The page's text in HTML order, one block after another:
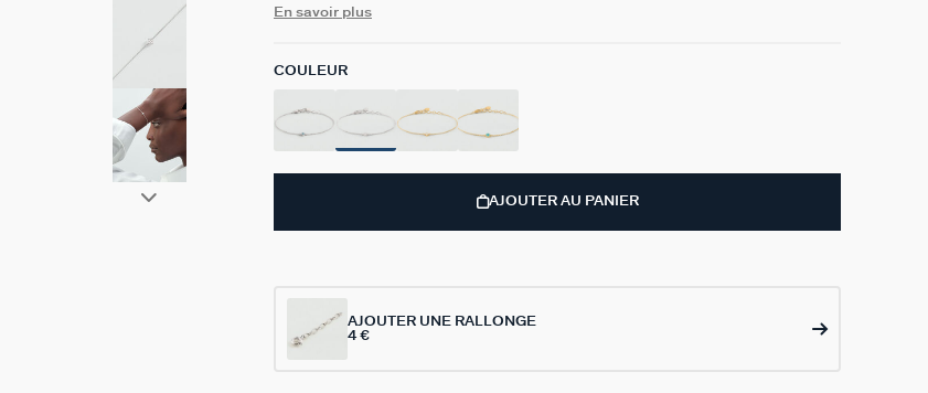
monté d'une fleur pavée d'oxydes de zirconium. Il est disponible en couleur crystal
En savoir plus
COULEUR
AJOUTER AU PANIER
AJOUTER UNE RALLONGE
4 €